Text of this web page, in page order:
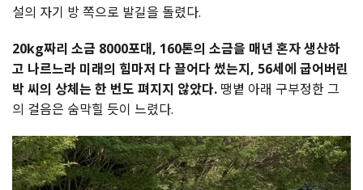
설의 자기 방 쪽으로 발길을 돌렸다.
20kg짜리 소금 8000포대, 160톤의 소금을 매년 혼자 생산하
고 나르느라 미래의 힘마저 다 끌어다 썼는지, 56세에 굽어버린
박 씨의 상체는 한 번도 펴지지 않았다. 땡볕 아래 구부정한 그
의 걸음은 숨막힐 듯이 느렸다.